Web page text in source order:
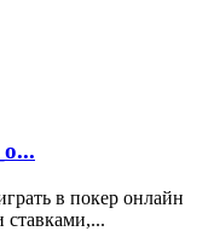
в покер онлайн
ставками,...